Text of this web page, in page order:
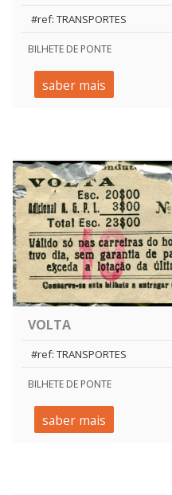
#ref: TRANSPORTES
BILHETE DE PONTE
saber mais
VOLTA
#ref: TRANSPORTES
BILHETE DE PONTE
saber mais